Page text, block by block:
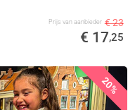
Prijs van aanbieder € 23
€ 17,25
20%